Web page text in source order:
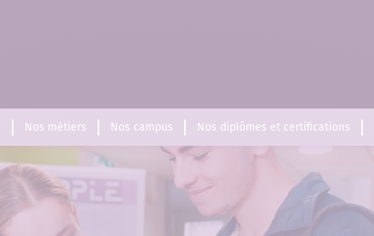
Nos métiers Nos campus Nos diplômes et certifications